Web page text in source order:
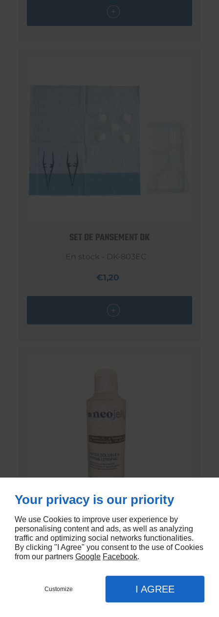
SET DE PANSEMENT DK
En stock - DK-803EC
€1,20
GEL DE CONTACT UNI’GEL
En stock
€1,35
Your privacy is our priority
We use Cookies to improve user experience by
personalising content and ads, as well as analyzing
traffic and optimizing social networks functionalities.
By clicking "I Agree" you consent to the use of Cookies
from our partners Google Facebook.
Customize I AGREE